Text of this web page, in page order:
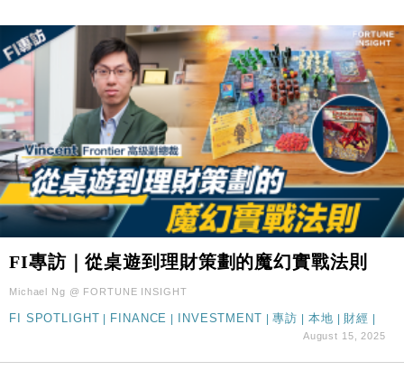
FI專訪｜從桌遊到理財策劃的魔幻實戰法則
Michael Ng @ FORTUNE INSIGHT
FI SPOTLIGHT | FINANCE | INVESTMENT |專訪 | 本地 | 財經 |
August 15, 2025